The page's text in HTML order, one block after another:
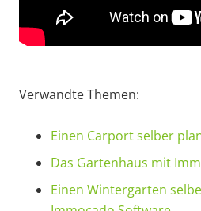
Verwandte Themen:
Einen Carport selber
Das Gartenhaus mit
Einen Wintergarten